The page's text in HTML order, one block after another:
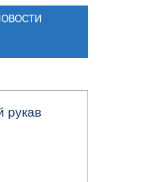
рукав